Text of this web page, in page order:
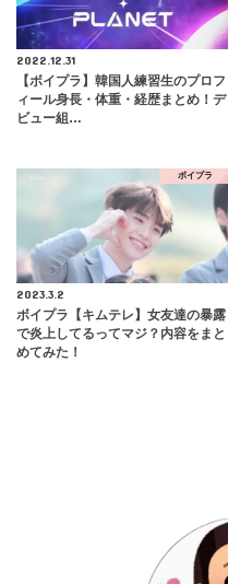
2022.12.31
【ボイプラ】韓国人練習生のプロフ
ィール身長・体重・経歴まとめ！デ
ビュー組…
ボイプラ
2023.3.2
ボイプラ【キムテレ】女友達の暴露
で炎上してるってマジ？内容をまと
めてみた！